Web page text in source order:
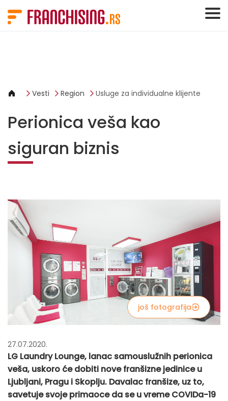
Vesti Region Usluge za individualne klijente
Perionica veša kao
siguran biznis
još fotografija
27.07.2020.
LG Laundry Lounge, lanac samouslužnih perionica
veša, uskoro će dobiti nove franšizne jedinice u
Ljubljani, Pragu i Skoplju. Davalac franšize, uz to,
savetuje svoje primaoce da se u vreme COVIDa-19